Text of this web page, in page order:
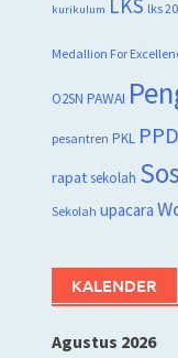
kurikulum LKS lks
Medallion For
O2SN PAWAI
pesantren PKL
rapatsekolah
Sekolah upacara
KALENDER
Agustus 2026